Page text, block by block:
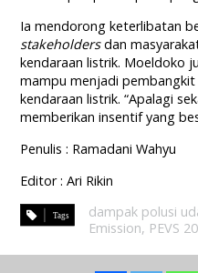
Ia mendorong keterlibatan
stakeholdersdan
kendaraan listrik. Moeldoko
mampu menjadi
kendaraan listrik. “Apalagi
memberikan insentif yang
Penulis : Ramadani Wahyu
Editor : Ari Rikin
dampak polusi
Emission, PEVS